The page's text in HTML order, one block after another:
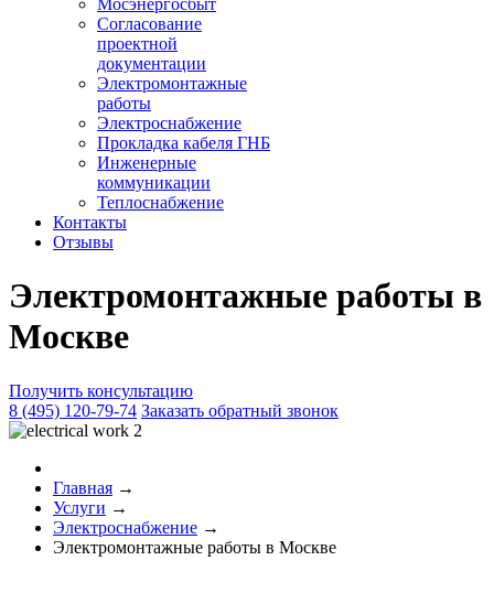
Мосэнергосбыт
Согласование
проектной
документации
Электромонтажные
работы
Электроснабжение
Прокладка кабеля ГНБ
Инженерные
коммуникации
Теплоснабжение
Контакты
Отзывы
Электромонтажные работы в
Москве
Получить консультацию
8 (495) 120-79-74 Заказать обратный звонок
Главная →
Услуги →
Электроснабжение →
Электромонтажные работы в Москве